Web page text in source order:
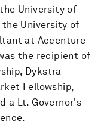
University of
the University of
at Accenture
the recipient of
Dykstra
Fellowship,
a Lt. Governor's